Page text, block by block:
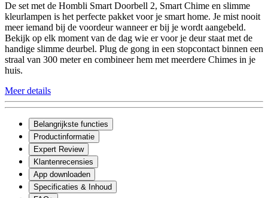
De set met de Hombli Smart Doorbell 2, Smart Chime en slimme
kleurlampen is het perfecte pakket voor je smart home. Je mist nooit
meer iemand bij de voordeur wanneer er bij je wordt aangebeld.
Bekijk op elk moment van de dag wie er voor je deur staat met de
handige slimme deurbel. Plug de gong in een stopcontact binnen een
straal van 300 meter en combineer hem met meerdere Chimes in je
huis.
Meer details
Belangrijkste functies
Productinformatie
Expert Review
Klantenrecensies
App downloaden
Specificaties & Inhoud